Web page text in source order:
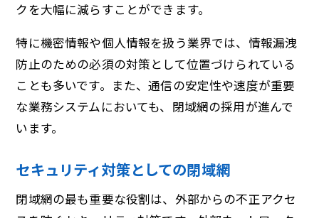
クを大幅に減らすことができます。
特に機密情報や個人情報を扱う業界では、情報漏洩
防止のための必須の対策として位置づけられている
ことも多いです。また、通信の安定性や速度が重要
な業務システムにおいても、閉域網の採用が進んで
います。
セキュリティ対策としての閉域網
閉域網の最も重要な役割は、外部からの不正アクセ